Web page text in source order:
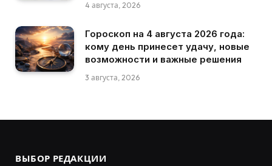
4 августа, 2026
Гороскоп на 4 августа 2026 года:
кому день принесет удачу, новые
возможности и важные решения
3 августа, 2026
ВЫБОР РЕДАКЦИИ